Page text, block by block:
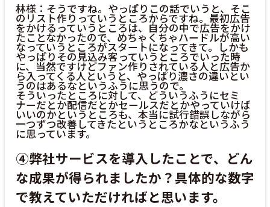
林様：そうですね。やっぱりこの話でいうと、そこ
のリスト作りっていうところからですね。最初広告
をかけるっていうところは、自分の中で広告をかけ
たことなかったので、めちゃくちゃハードルが高い
なっていうところがスタートになってきて。しかも
やっぱりその見込み客っていうところでいった時
に、当然ですけどファン作りされている人と広告か
ら入ってくる人というと、やっぱり濃さの違いとい
うのはあるなというふうに思うので。
そういったところに対して、どういうふうにセミ
ナーだとか配信だとかセールスだとかやっていけば
いいのかというところも、本当に試行錯誤しながら
一つずつ改善してきたというところかなというふう
に思っています。
④弊社サービスを導入したことで、どん
な成果が得られましたか？具体的な数字
で教えていただければと思います。